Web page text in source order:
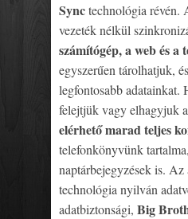
Synctechnológia
vezeték nélkül
számítógép, a web és a
egyszerűen tárolhatjuk,
legfontosabb adatainkat.
felejtjük vagy elhagyjuk
elérhető marad teljes
telefonkönyvünk
naptárbejegyzések is. Az
technológia nyilván
adatbiztonsági, Big